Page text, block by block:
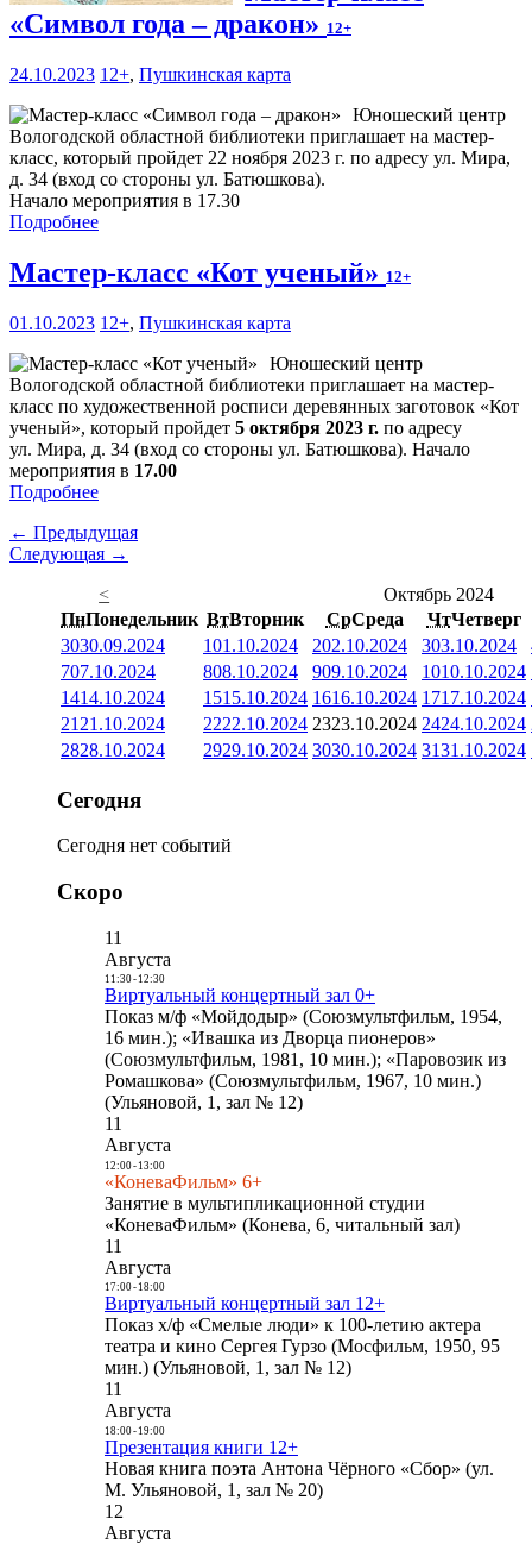
«Символ года – дракон» 12+
24.10.2023 12+, Пушкинская карта
Юношеский центр
Вологодской областной библиотеки приглашает на мастер-
класс, который пройдет 22 ноября 2023 г. по адресу ул. Мира,
д. 34 (вход со стороны ул. Батюшкова).
Начало мероприятия в 17.30
Подробнее
Мастер-класс «Кот ученый» 12+
01.10.2023 12+, Пушкинская карта
Юношеский центр
Вологодской областной библиотеки приглашает на мастер-
класс по художественной росписи деревянных заготовок «Кот
ученый», который пройдет 5 октября 2023 г. по адресу
ул. Мира, д. 34 (вход со стороны ул. Батюшкова). Начало
мероприятия в 17.00
Подробнее
← Предыдущая
Следующая →
<
Октябрь 2024
ПнПонедельник ВтВторник СрСреда ЧтЧетверг
3030.09.2024 101.10.2024 202.10.2024 303.10.2024
707.10.2024 808.10.2024 909.10.2024 1010.10.2024
1414.10.2024 1515.10.2024 1616.10.2024 1717.10.2024
21 21.10.2024 2222.10.2024 2323.10.2024 2424.10.2024
2828.10.2024 2929.10.2024 3030.10.2024 3131.10.2024
Сегодня
Сегодня нет событий
Скоро
11
Августа
11:30- 12:30
Виртуальный концертный зал 0+
Показ м/ф «Мойдодыр» (Союзмультфильм, 1954,
16 мин.); «Ивашка из Дворца пионеров»
(Союзмультфильм, 1981, 10 мин.); «Паровозик из
Ромашкова» (Союзмультфильм, 1967, 10 мин.)
(Ульяновой, 1, зал № 12)
11
Августа
12:00- 13:00
«КоневаФильм» 6+
Занятие в мультипликационной студии
«КоневаФильм» (Конева, 6, читальный зал)
11
Августа
17:00- 18:00
Виртуальный концертный зал 12+
Показ х/ф «Смелые люди» к 100-летию актера
театра и кино Сергея Гурзо (Мосфильм, 1950, 95
мин.) (Ульяновой, 1, зал № 12)
11
Августа
18:00- 19:00
Презентация книги 12+
Новая книга поэта Антона Чёрного «Сбор» (ул.
М. Ульяновой, 1, зал № 20)
12
Августа